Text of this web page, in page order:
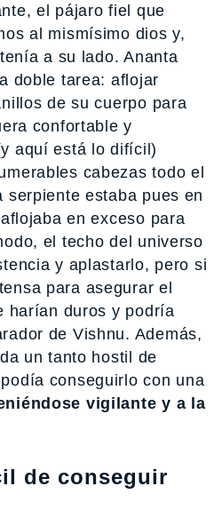
el pájaro fiel que
al mismísimo dios y,
a su lado. Ananta
doble tarea: aflojar
de su cuerpo para
confortable y
aquí está lo difícil)
cabezas todo el
serpiente estaba pues en
en exceso para
el techo del universo
y aplastarlo, pero si
para asegurar el
harían duros y podría
de Vishnu. Además,
un tanto hostil de
conseguirlo con una
vigilante y a la
de conseguir